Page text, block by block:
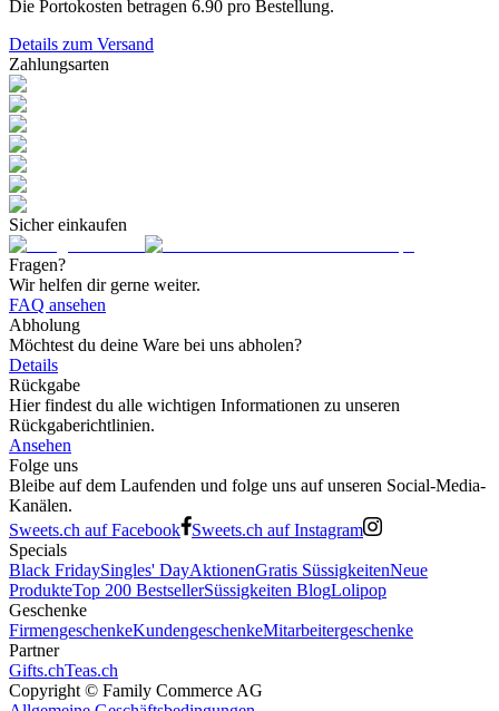
Die Portokosten betragen 6.90 pro Bestellung.
Details zum Versand
Zahlungsarten
Sicher einkaufen
Fragen?
Wir helfen dir gerne weiter.
FAQ ansehen
Abholung
Möchtest du deine Ware bei uns abholen?
Details
Rückgabe
Hier findest du alle wichtigen Informationen zu unseren
Rückgaberichtlinien.
Ansehen
Folge uns
Bleibe auf dem Laufenden und folge uns auf unseren Social-Media-
Kanälen.
Sweets.ch auf Facebook
Sweets.ch auf Instagram
Specials
Black FridaySingles' DayAktionenGratis SüssigkeitenNeue
ProdukteTop 200 BestsellerSüssigkeiten BlogLolipop
Geschenke
FirmengeschenkeKundengeschenkeMitarbeitergeschenke
Partner
Gifts.chTeas.ch
Copyright © Family Commerce AG